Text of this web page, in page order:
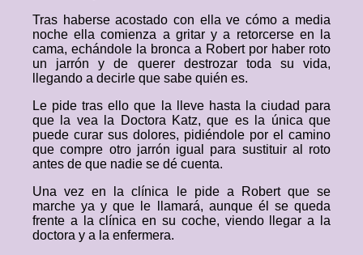
Tras haberse acostado con ella ve cómo a media
noche ella comienza a gritar y a retorcerse en la
cama, echándole la bronca a Robert por haber roto
un jarrón y de querer destrozar toda su vida,
llegando a decirle que sabe quién es.
Le pide tras ello que la lleve hasta la ciudad para
que la vea la Doctora Katz, que es la única que
puede curar sus dolores, pidiéndole por el camino
que compre otro jarrón igual para sustituir al roto
antes de que nadie se dé cuenta.
Una vez en la clínica le pide a Robert que se
marche ya y que le llamará, aunque él se queda
frente a la clínica en su coche, viendo llegar a la
doctora y a la enfermera.